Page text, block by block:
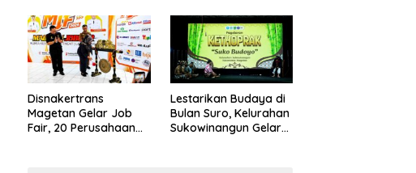
Anggaran
Kepercayaan Publik
Disnakertrans
Magetan Gelar Job
Fair, 20 Perusahaan
Lestarikan Budaya di
Bulan Suro, Kelurahan
Sukowinangun Gelar